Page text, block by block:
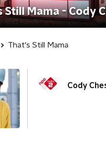
Still Mama - Cody
That's Still Mama
Cody